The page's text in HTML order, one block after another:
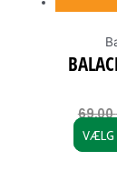
69,00
VÆLG